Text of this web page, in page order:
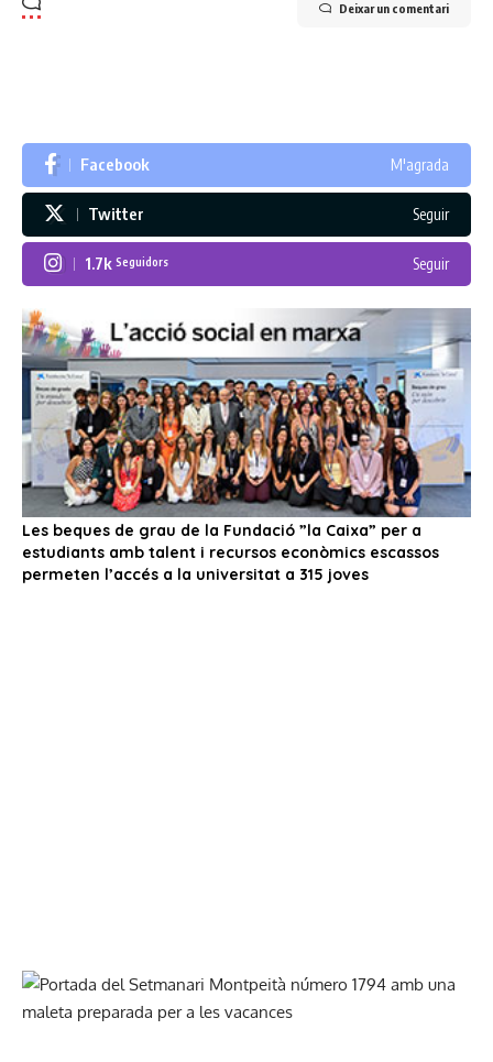
Deixar un comentari
Facebook M'agrada
Twitter Seguir
1.7k Seguidors Seguir